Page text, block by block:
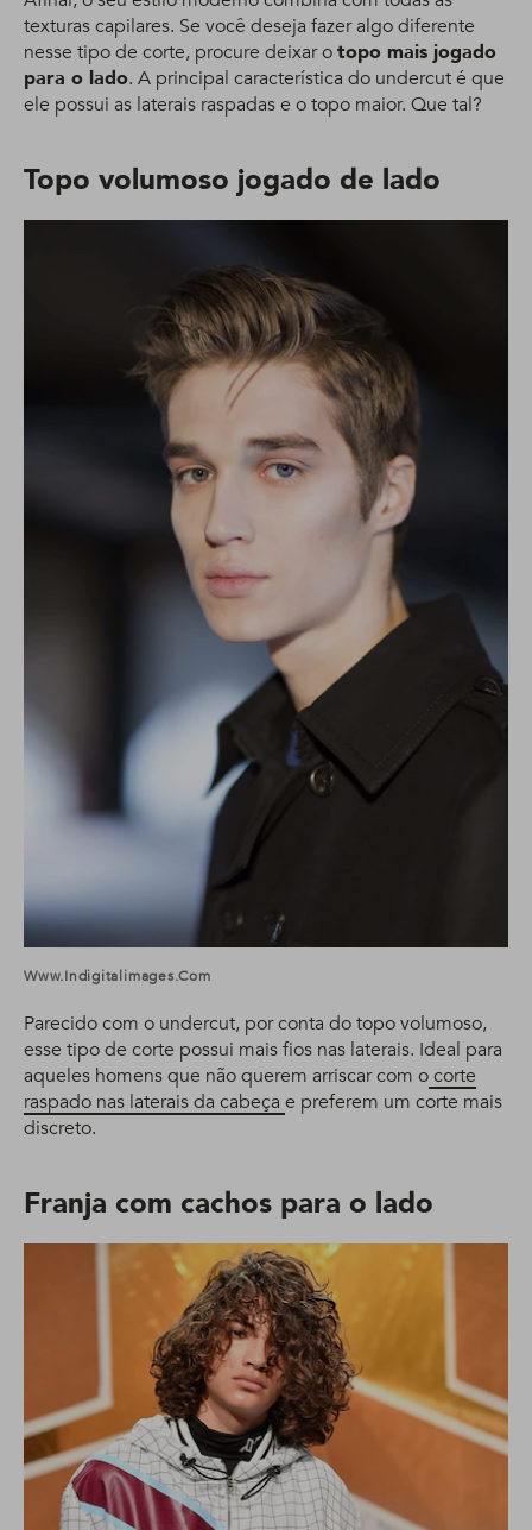
texturas capilares. Se você deseja fazer algo diferente
nesse tipo de corte, procure deixar otopo mais jogado
para o lado. A principal característica do undercut é que
ele possui as laterais raspadas e o topo maior. Que tal?
Topo volumoso jogado de lado
Www.indigitalimages.com
Parecido com o undercut, por conta do topo volumoso,
esse tipo de corte possui mais fios nas laterais. Ideal para
aqueles homens que não querem arriscar com ocorte
raspado nas laterais da cabeça e preferem um corte mais
discreto.
Franja com cachos para o lado